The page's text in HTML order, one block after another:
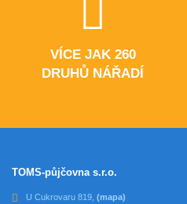
VÍCE JAK 260
DRUHŮ NÁŘADÍ
TOMS-půjčovna s.r.o.
U Cukrovaru 819, (mapa)